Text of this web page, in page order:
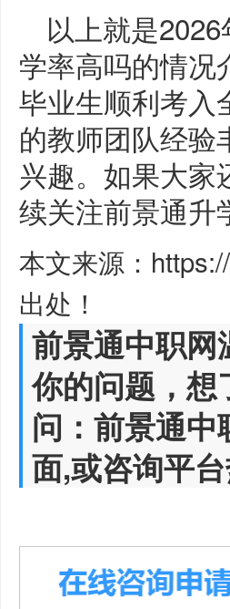
以上就是2026
学率高吗的情况
毕业生顺利考入
的教师团队经验
兴趣。如果大家
续关注前景通升
本文来源：
出处！
前景通中职网
你的问题，想
问：前景通
面,或咨询平台